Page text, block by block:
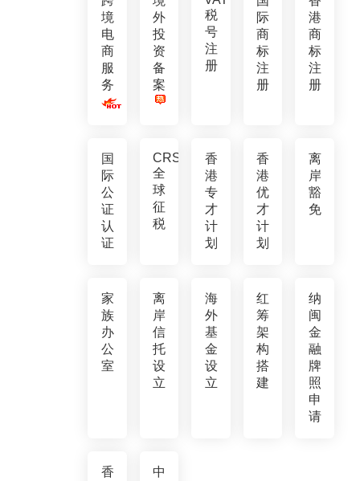
境
电
商
服
务
外
投
资
备
案
税
号
注
册
际
商
标
注
册
港
商
标
注
册
国
际
公
证
认
证
CRS
全
球
征
税
香
港
专
才
计
划
香
港
优
才
计
划
离
岸
豁
免
家
族
办
公
室
离
岸
信
托
设
立
海
外
基
金
设
立
红
筹
架
构
搭
建
纳
闽
金
融
牌
照
申
请
香
中